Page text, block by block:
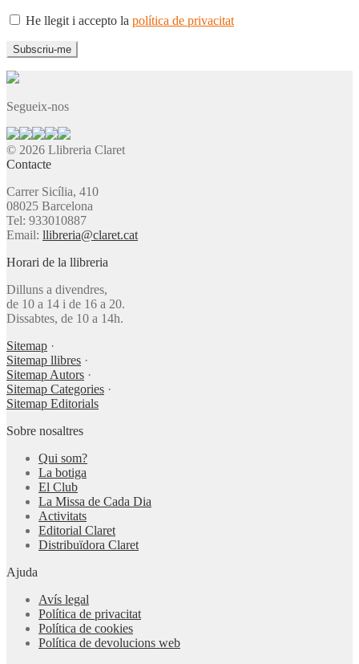
He llegit i accepto la política de privacitat
Segueix-nos
© 2026 Llibreria Claret
Contacte
Carrer Sicília, 410
08025 Barcelona
Tel: 933010887
Email: llibreria@claret.cat
Horari de la llibreria
Dilluns a divendres,
de 10 a 14 i de 16 a 20.
Dissabtes, de 10 a 14h.
Sitemap ·
Sitemap llibres ·
Sitemap Autors ·
Sitemap Categories ·
Sitemap Editorials
Sobre nosaltres
Qui som?
La botiga
El Club
La Missa de Cada Dia
Activitats
Editorial Claret
Distribuïdora Claret
Ajuda
Avís legal
Política de privacitat
Política de cookies
Política de devolucions web